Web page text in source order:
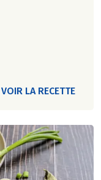
VOIR LA RECETTE